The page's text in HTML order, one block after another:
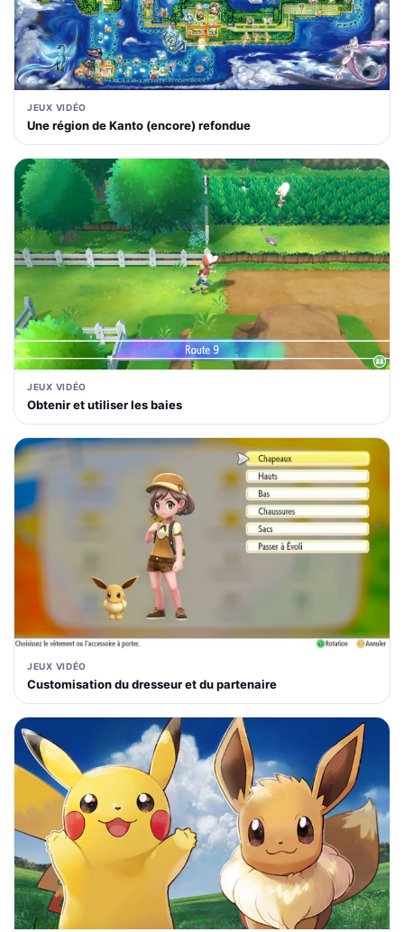
JEUX VIDÉO
Une région de Kanto (encore) refondue
JEUX VIDÉO
Obtenir et utiliser les baies
JEUX VIDÉO
Customisation du dresseur et du partenaire